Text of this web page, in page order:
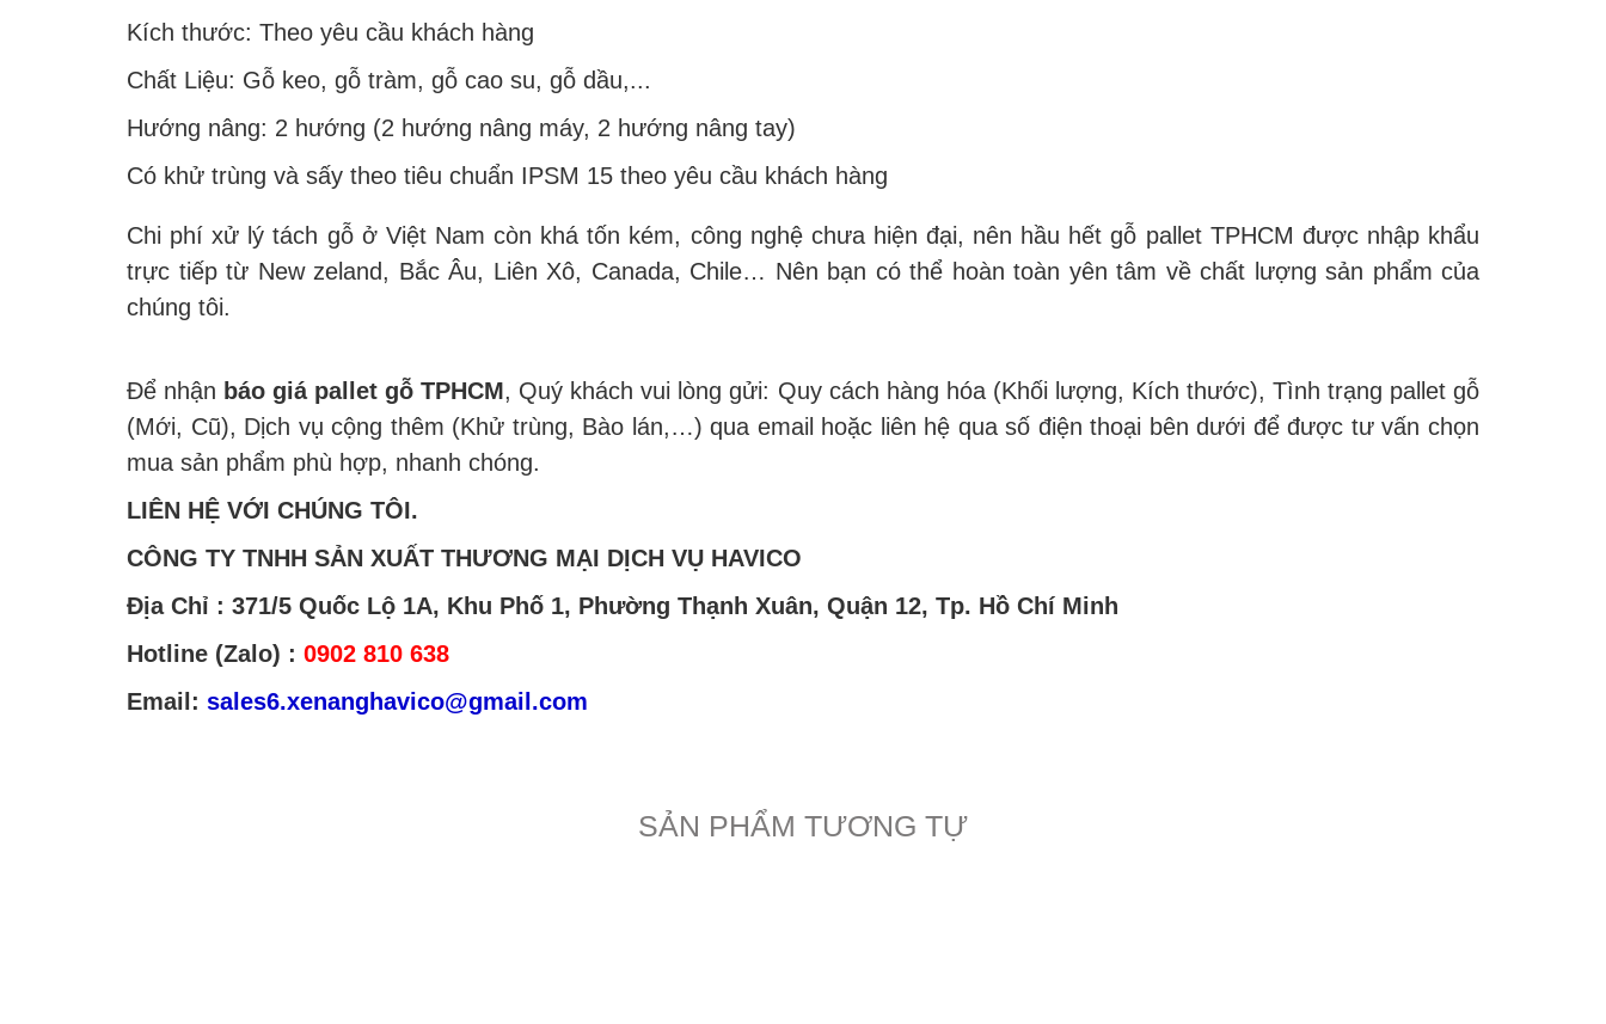
Kích thước: Theo yêu cầu khách hàng
Chất Liệu: Gỗ keo, gỗ tràm, gỗ cao su, gỗ dầu,...
Hướng nâng: 2 hướng (2 hướng nâng máy, 2 hướng nâng tay)
Có khử trùng và sấy theo tiêu chuẩn IPSM 15 theo yêu cầu khách hàng
Chi phí xử lý tách gỗ ở Việt Nam còn khá tốn kém, công nghệ chưa hiện đại, nên hầu hết gỗ pallet TPHCM được nhập khẩu
trực tiếp từ New zeland, Bắc Âu, Liên Xô, Canada, Chile… Nên bạn có thể hoàn toàn yên tâm về chất lượng sản phẩm của
chúng tôi.
Để nhận báo giá pallet gỗ TPHCM, Quý khách vui lòng gửi: Quy cách hàng hóa (Khối lượng, Kích thước), Tình trạng pallet gỗ
(Mới, Cũ), Dịch vụ cộng thêm (Khử trùng, Bào lán,…) qua email hoặc liên hệ qua số điện thoại bên dưới để được tư vấn chọn
mua sản phẩm phù hợp, nhanh chóng.
LIÊN HỆ VỚI CHÚNG TÔI.
CÔNG TY TNHH SẢN XUẤT THƯƠNG MẠI DỊCH VỤ HAVICO
Địa Chỉ : 371/5 Quốc Lộ 1A, Khu Phố 1, Phường Thạnh Xuân, Quận 12, Tp. Hồ Chí Minh
Hotline (Zalo) : 0902 810 638
Email: sales6.xenanghavico@gmail.com
SẢN PHẨM TƯƠNG TỰ